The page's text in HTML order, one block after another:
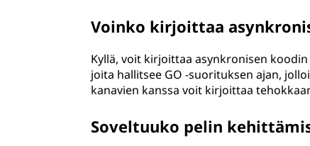
Voinko kirjoittaa
Kyllä, voit kirjoittaa asynkronisen
joita hallitsee GO -suorituksen ajan,
kanavien kanssa voit kirjoittaa
Soveltuuko pelin